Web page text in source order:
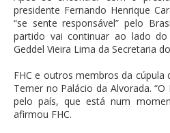
presidente Fernando Henrique
“se sente responsável” pelo
partido vai continuar ao lado
Geddel Vieira Lima da Secretaria
FHC e outros membros da cúpula
Temer no Palácio da Alvorada.
pelo país, que está num
afirmou FHC.